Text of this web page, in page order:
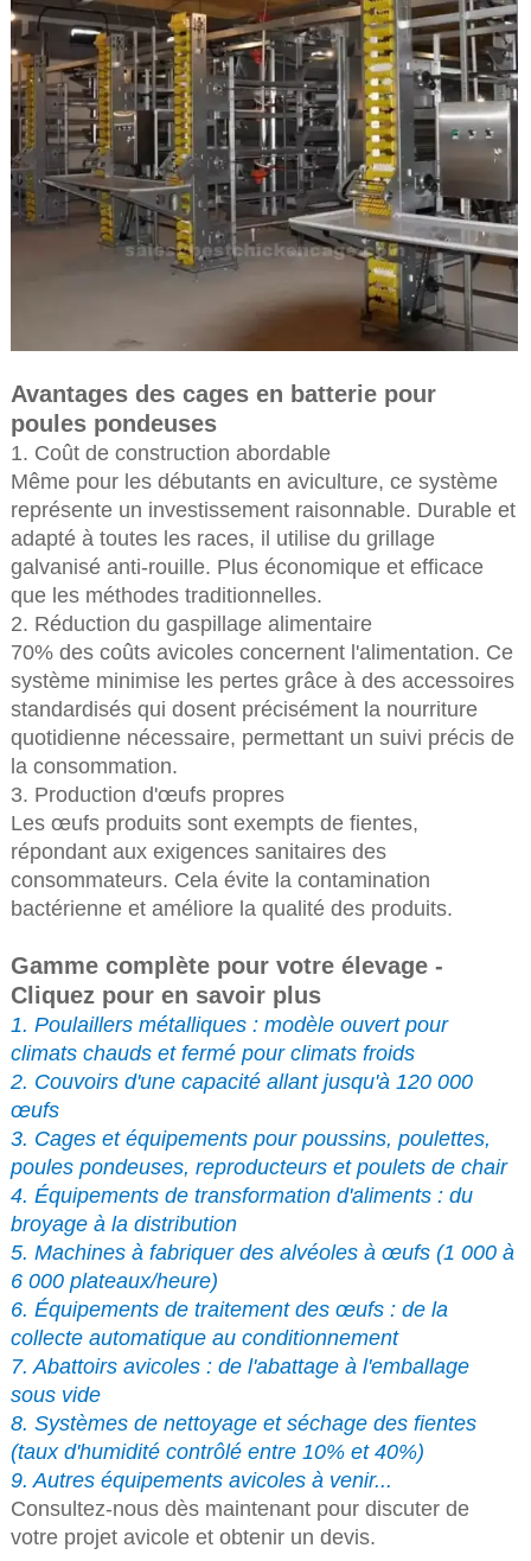
Avantages des cages en batterie pour
poules pondeuses
1. Coût de construction abordable
Même pour les débutants en aviculture, ce système
représente un investissement raisonnable. Durable et
adapté à toutes les races, il utilise du grillage
galvanisé anti-rouille. Plus économique et efficace
que les méthodes traditionnelles.
2. Réduction du gaspillage alimentaire
70% des coûts avicoles concernent l'alimentation. Ce
système minimise les pertes grâce à des accessoires
standardisés qui dosent précisément la nourriture
quotidienne nécessaire, permettant un suivi précis de
la consommation.
3. Production d'œufs propres
Les œufs produits sont exempts de fientes,
répondant aux exigences sanitaires des
consommateurs. Cela évite la contamination
bactérienne et améliore la qualité des produits.
Gamme complète pour votre élevage -
Cliquez pour en savoir plus
1. Poulaillers métalliques : modèle ouvert pour
climats chauds et fermé pour climats froids
2. Couvoirs d'une capacité allant jusqu'à 120 000
œufs
3. Cages et équipements pour poussins, poulettes,
poules pondeuses, reproducteurs et poulets de chair
4. Équipements de transformation d'aliments : du
broyage à la distribution
5. Machines à fabriquer des alvéoles à œufs (1 000 à
6 000 plateaux/heure)
6. Équipements de traitement des œufs : de la
collecte automatique au conditionnement
7. Abattoirs avicoles : de l'abattage à l'emballage
sous vide
8. Systèmes de nettoyage et séchage des fientes
(taux d'humidité contrôlé entre 10% et 40%)
9. Autres équipements avicoles à venir...
Consultez-nous dès maintenant pour discuter de
votre projet avicole et obtenir un devis.